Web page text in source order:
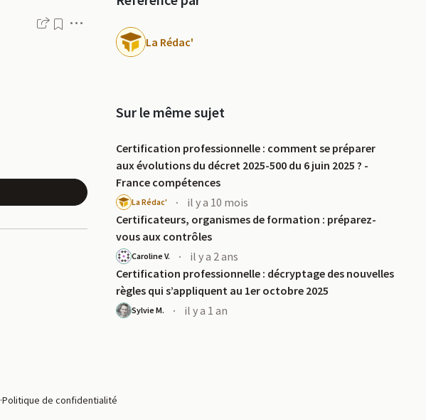
La Rédac'
Sur le même sujet
Certification professionnelle : comment se préparer
aux évolutions du décret 2025-500 du 6 juin 2025 ? -
France compétences
La Rédac' ·
il y a 10 mois
Certificateurs, organismes de formation : préparez-
vous aux contrôles
Caroline V. ·
il y a 2 ans
Certification professionnelle : décryptage des nouvelles
règles qui s’appliquent au 1er octobre 2025
Sylvie M. · il y a 1 an
·Politique de confidentialité